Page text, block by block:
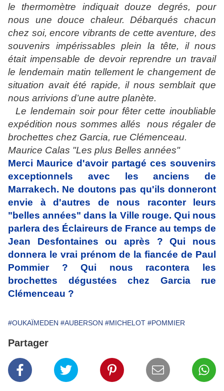
le thermomètre indiquait douze degrés, pour
nous une douce chaleur. Débarqués chacun
chez soi, encore vibrants de cette aventure, des
souvenirs impérissables plein la tête, il nous
était impensable de devoir reprendre un travail
le lendemain matin tellement le changement de
situation avait été rapide, il nous semblait que
nous arrivions d’une autre planète.
Le lendemain soir pour fêter cette inoubliable
expédition nous sommes allés
nous régaler de
brochettes chez Garcia, rue Clémenceau.
Maurice Calas "Les plus Belles années"
Merci Maurice d'avoir partagé ces souvenirs
exceptionnels avec les anciens de
Marrakech. Ne doutons pas qu'ils donneront
envie à d'autres de nous raconter leurs
"belles années" dans la Ville rouge. Qui nous
parlera des Éclaireurs de France au temps de
Jean Desfontaines ou après ? Qui nous
donnera le vrai prénom de la fiancée de Paul
Pommier ? Qui nous racontera les
brochettes dégustées chez Garcia rue
Clémenceau ?
#OUKAÏMEDEN #AUBERSON #MICHELOT #POMMIER
Partager